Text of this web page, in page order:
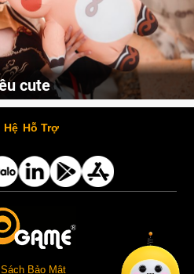
cute
Cùng thưởng thức những hình ảnh cosplay Xiangling trong Genshin Impact siêu dễ thương của người dùng Weibo "阿包也是兔娘"
Hệ Hỗ Trợ
Bảo Mật